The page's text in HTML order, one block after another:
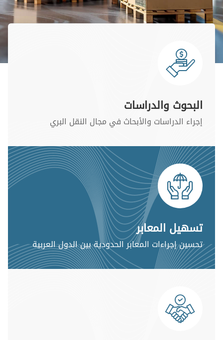
البحوث والدراسات
إجراء الدراسات والأبحاث في مجال النقل البري
تسهيل المعابر
تحسين إجراءات المعابر الحدودية بين الدول العربية